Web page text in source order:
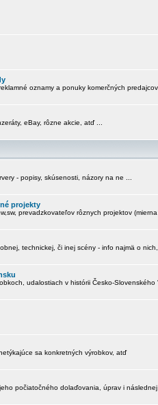
oznamy a ponuky komerčných predajcov
eBay, rôzne akcie, atď ...
- popisy, skúsenosti, názory na ne ...
projekty
prevadzkovateľov rôznych projektov
technickej, či inej scény - info najmä o
udalostiach v histórii Česko-Slovenského
sa konkretných výrobkov, atď
počiatočného dolaďovania, úprav i